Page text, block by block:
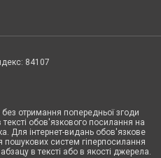
84107
отримання попередньої згоди
обов'язкового посилання на
Для інтернет-видань обов'язкове
пошукових систем гіперпосилання
в тексті або в якості джерела.